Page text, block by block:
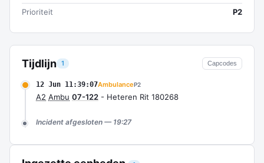
Tijdlijn 1 Capcodes
12 Jun 11:39:07AmbulanceP2
A2 Ambu 07-122 - Heteren Rit 180268
Incident afgesloten — 19:27
Prioriteit
P2